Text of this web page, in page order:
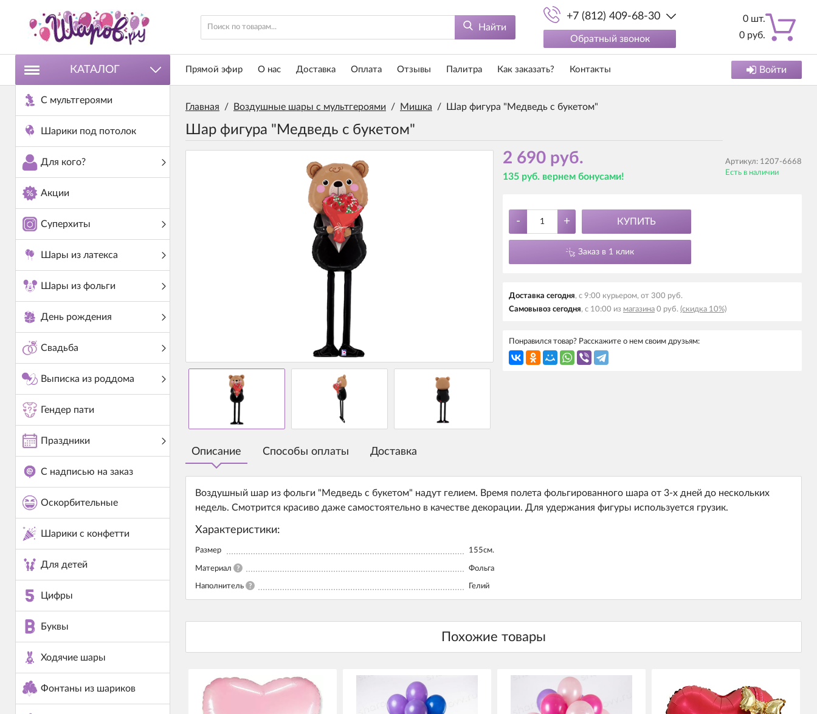
Найти
+7 (812) 409-68-30
Обратный звонок
0 шт.
0 руб.
КАТАЛОГ
С мультгероями
Шарики под потолок
Для кого?
Акции
Суперхиты
Шары из латекса
Шары из фольги
День рождения
Свадьба
Выписка из роддома
Гендер пати
Праздники
С надписью на заказ
Оскорбительные
Шарики с конфетти
Для детей
Цифры
Буквы
Ходячие шары
Фонтаны из шариков
Прямой эфир О нас Доставка Оплата Отзывы Палитра Как заказать? Контакты Войти
Главная / Воздушные шары с мультгероями / Мишка / Шар фигура "Медведь с букетом"
Шар фигура "Медведь с букетом"
2 690 руб.
135 руб. вернем бонусами!
Артикул: 1207-6668
Есть в наличии
- + КУПИТЬ
Заказ в 1 клик
Доставка сегодня, с 9:00 курьером, от 300 руб.
Самовывоз сегодня, с 10:00 из магазина 0 руб. (скидка 10%)
Понравился товар? Расскажите о нем своим друзьям:
Описание Способы оплаты Доставка
Воздушный шар из фольги "Медведь с букетом" надут гелием. Время полета фольгированного шара от 3-х дней до нескольких
недель. Смотрится красиво даже самостоятельно в качестве декорации. Для удержания фигуры используется грузик.
Характеристики:
Размер 155см.
Материал ? Фольга
Наполнитель ? Гелий